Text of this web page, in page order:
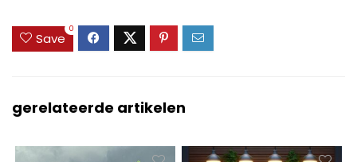
Save
0
gerelateerde artikelen